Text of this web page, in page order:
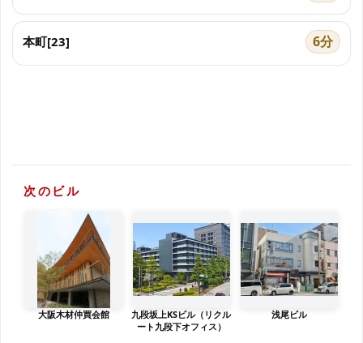
本町[23] 6分
次のビル
大阪木材仲買会館
九段坂上KSビル（リクル
ート九段下オフィス）
浅尾ビル